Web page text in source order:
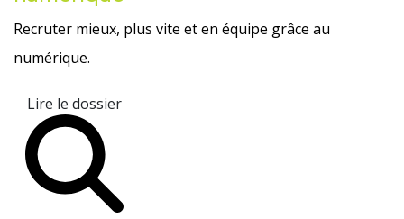
Recruter mieux, plus vite et en équipe grâce au
numérique.
Lire le dossier